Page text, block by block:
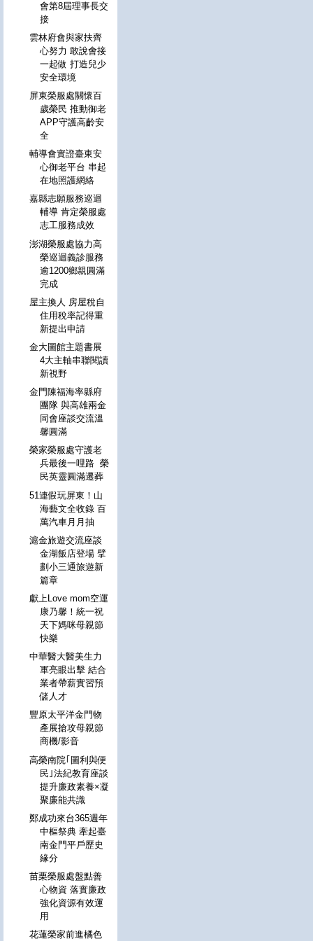
會第8屆理事長交
接
雲林府會與家扶齊
心努力 敢說會接
一起做 打造兒少
安全環境
屏東榮服處關懷百
歲榮民 推動御老
APP守護高齡安
全
輔導會實證臺東安
心御老平台 串起
在地照護網絡
嘉縣志願服務巡迴
輔導 肯定榮服處
志工服務成效
澎湖榮服處協力高
榮巡迴義診服務
逾1200鄉親圓滿
完成
屋主換人 房屋稅自
住用稅率記得重
新提出申請
金大圖館主題書展
4大主軸串聯閱讀
新視野
金門陳福海率縣府
團隊 與高雄兩金
同會座談交流溫
馨圓滿
榮家榮服處守護老
兵最後一哩路 榮
民英靈圓滿遷葬
51連假玩屏東！山
海藝文全收錄 百
萬汽車月月抽
滬金旅遊交流座談
金湖飯店登場 擘
劃小三通旅遊新
篇章
獻上Love mom空運
康乃馨！統一祝
天下媽咪母親節
快樂
中華醫大醫美生力
軍亮眼出擊 結合
業者帶薪實習預
儲人才
豐原太平洋金門物
產展搶攻母親節
商機/影音
高榮南院｢圖利與便
民｣法紀教育座談
提升廉政素養×凝
聚廉能共識
鄭成功來台365週年
中樞祭典 牽起臺
南金門平戶歷史
緣分
苗栗榮服處盤點善
心物資 落實廉政
強化資源有效運
用
花蓮榮家前進橘色